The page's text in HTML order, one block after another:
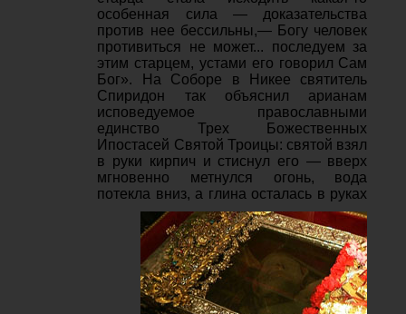
особенная сила — доказательства
против нее бессильны,— Богу человек
противиться не может... последуем за
этим старцем, устами его говорил Сам
Бог». На Соборе в Никее святитель
Спиридон так объяснил арианам
исповедуемое православными
единство Трех Божественных
Ипостасей Святой Троицы: святой взял
в руки кирпич и стиснул его — вверх
мгновенно метнулся огонь, вода
потекла вниз, а глина осталась в руках